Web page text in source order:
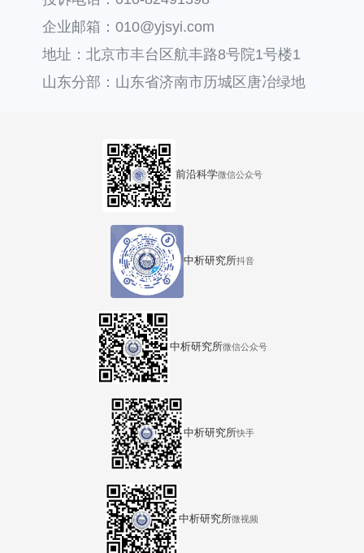
企业邮箱：010@yjsyi.com
地址：北京市丰台区航丰路8号院1号楼1
层121
山东分部：山东省济南市历城区唐冶绿地
前沿科学微信公众号
中析研究所抖音
中析研究所微信公众号
中析研究所快手
中析研究所微视频